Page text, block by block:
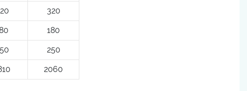
320
180
250
2060